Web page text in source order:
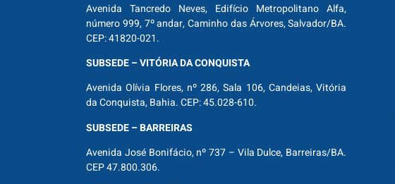
Avenida Tancredo Neves, Edifício Metropolitano Alfa,
número 999, 7º andar, Caminho das Árvores, Salvador/BA.
CEP: 41820-021.
SUBSEDE – VITÓRIA DA CONQUISTA
Avenida Olívia Flores, nº 286, Sala 106, Candeias, Vitória
da Conquista, Bahia. CEP: 45.028-610.
SUBSEDE – BARREIRAS
Avenida José Bonifácio, nº 737 – Vila Dulce, Barreiras/BA.
CEP 47.800.306.